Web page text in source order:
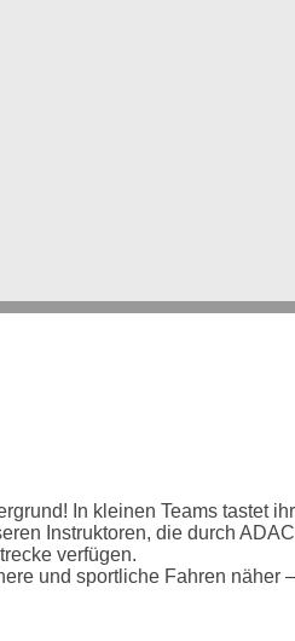
In kleinen Teams tastet
Instruktoren, die durch
verfügen.
und sportliche Fahren näher